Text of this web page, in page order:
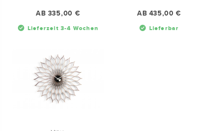
AB 335,00 € AB 435,00 €